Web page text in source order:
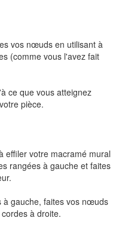
vos nœuds en utilisant à
(comme vous l'avez fait
ce que vous atteignez
pièce.
effiler votre macramé mural
rangées à gauche et faites
à gauche, faites vos nœuds
à droite.